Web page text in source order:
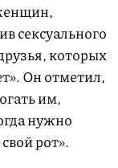
сексуального
которых
Он отметил,
им,
нужно
рот».